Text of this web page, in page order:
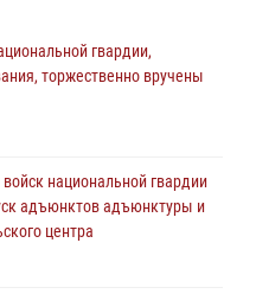
гвардии принял
профессионализм
гвардии,
торжественно вручены
национальной гвардии
адъюнктов адъюнктуры и
центра